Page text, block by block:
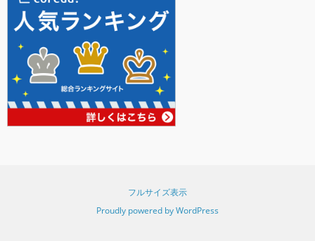
フルサイズ表示
Proudly powered by WordPress